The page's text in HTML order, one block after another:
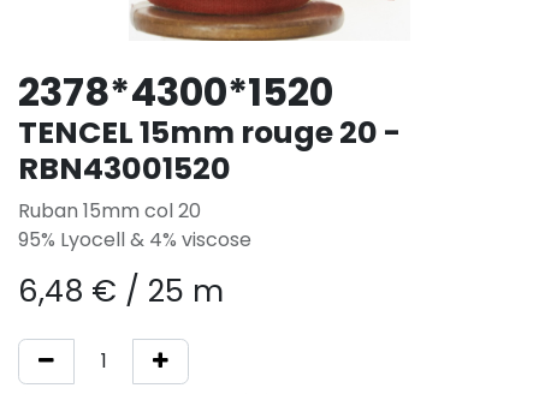
2378*4300*1520
TENCEL 15mm rouge 20 -
RBN43001520
Ruban 15mm col 20
95% Lyocell & 4% viscose
6,48 € / 25 m